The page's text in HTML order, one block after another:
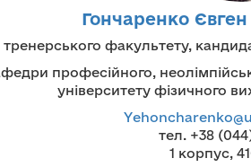
Гончаренко
факультету,
професійного,
університету фізичного
тел. +38
1 корпус,